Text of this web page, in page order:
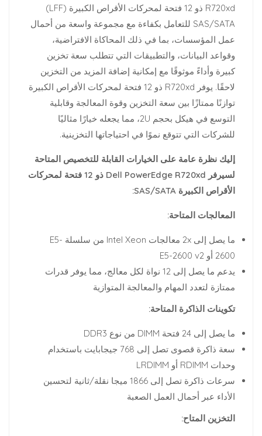
R720xd ذو 12 فتحة لمحركات الأقراص الكبيرة (LFF)
SAS/SATA للتعامل بكفاءة مع مجموعة واسعة من أحمال
عمل المؤسسات، بما في ذلك المحاكاة الافتراضية،
وقواعد البيانات، والتطبيقات التي تتطلب سعة تخزين
كبيرة وأداءً موثوقًا مع إمكانية إضافة المزيد من التخزين
لاحقًا. يوفر R720xd ذو 12 فتحة لمحركات الأقراص الكبيرة
توازنًا ممتازًا بين سعة التخزين وقوة المعالجة وقابلية
التوسع في هيكل بحجم 2U، مما يجعله خيارًا مثاليًا
للشركات التي تتوقع نموًا في احتياجاتها التخزينية.
إليك نظرة عامة على الخيارات القابلة للتخصيص المتاحة
لسيرفر Dell PowerEdge R720xd ذو 12 فتحة لمحركات
الأقراص الكبيرة SAS/SATA:
المعالجات المتاحة:
ما يصل إلى 2x معالجات Intel Xeon من سلسلة E5-
2600 أو E5-2600 v2
يدعم ما يصل إلى 12 نواة لكل معالج، مما يوفر قدرات
ممتازة لتعدد المهام والمعالجة المتوازية
تكوينات الذاكرة المتاحة:
ما يصل إلى 24 فتحة DIMM من نوع DDR3
سعة ذاكرة قصوى تصل إلى 768 جيجابايت باستخدام
وحدات RDIMM أو LRDIMM
سرعات ذاكرة تصل إلى 1866 ميجا نقلة/ثانية لتحسين
الأداء عبر أحمال العمل الصعبة
التخزين المتاح: